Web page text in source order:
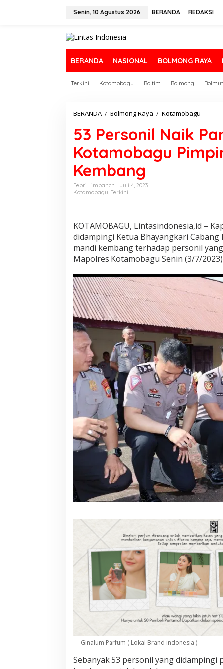
Senin, 10 Agustus 2026 BERANDA REDAKSI
BERANDA NASIONAL BOLMONG RAYA
Terkini Kotamobagu Boltim Bolmong Bolmut
BERANDA / Bolmong Raya / Kotamobagu
P
e
r
s
i
k
P
a
n
k
t
p
o
l
s
K
o
a
m
o
a
g
u
P
i
m
p
r
a
d
i
s
S
i
r
a
m
a
i
53 Personil Naik
Kotamobagu
Kembang
Febri Limbanon
Juli 4, 2023
Kotamobagu, Terkini
KOTAMOBAGU, Lintasindonesia,id –
didampingi Ketua Bhayangkari
mandi kembang terhadap personil
Mapolres Kotamobagu Senin (3/7/2023).
Ginalum Parfum ( Lokal Brand indonesia )
Sebanyak 53 personil yang didampingi